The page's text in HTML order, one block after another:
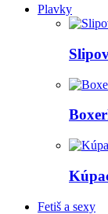
Plavky
Fetiš a sexy